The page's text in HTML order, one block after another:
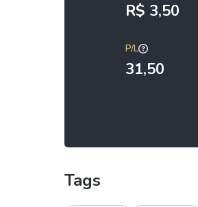
R$ 3,50
P/L
31,50
Tags